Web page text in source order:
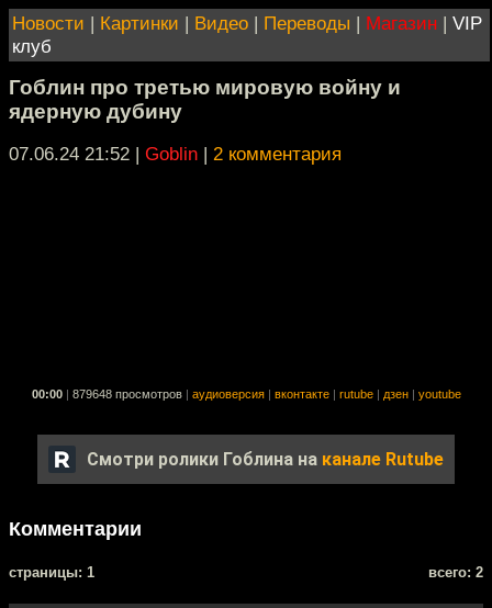
Новости | Картинки | Видео | Переводы | Магазин | VIP
клуб
Гоблин про третью мировую войну и
ядерную дубину
07.06.24 21:52 | Goblin | 2 комментария
00:00 879648 просмотров аудиоверсия вконтакте rutube дзен youtube
Смотри ролики Гоблина на канале Rutube
Комментарии
cтраницы: 1 всего: 2